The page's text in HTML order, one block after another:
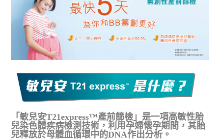
「敏兒安T21express™產前篩檢」是一項高敏性胎
兒染色體疾病檢測技術 ，利用孕婦懷孕期間，其胎
兒釋放於母體血循環中的DNA作出分析。